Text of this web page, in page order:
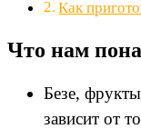
Как
Что нам
Безе,
зависит от